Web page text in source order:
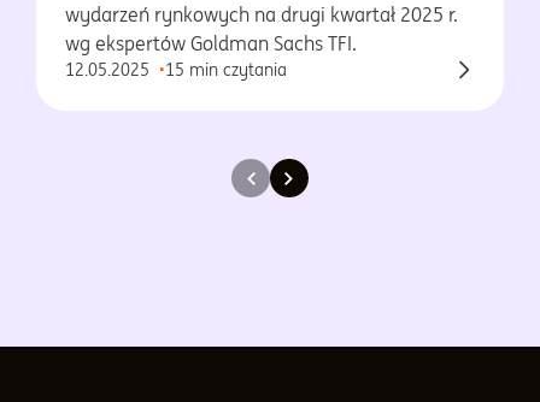
wydarzeń rynkowych na drugi kwartał 2025 r.
wg ekspertów Goldman Sachs TFI.
12.05.2025 15 min czytania